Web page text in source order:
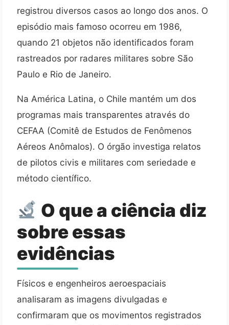
registrou diversos casos ao longo dos anos. O
episódio mais famoso ocorreu em 1986,
quando 21 objetos não identificados foram
rastreados por radares militares sobre São
Paulo e Rio de Janeiro.
Na América Latina, o Chile mantém um dos
programas mais transparentes através do
CEFAA (Comitê de Estudos de Fenômenos
Aéreos Anômalos). O órgão investiga relatos
de pilotos civis e militares com seriedade e
método científico.
O que a ciência diz
sobre essas
evidências
Físicos e engenheiros aeroespaciais
analisaram as imagens divulgadas e
confirmaram que os movimentos registrados